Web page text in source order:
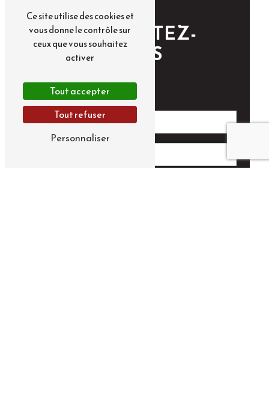
CONTACTEZ-
NOUS
Ce site utilise des cookies et
vous donne le contrôle sur
ceux que vous souhaitez
activer
Tout accepter
Tout refuser
Personnaliser